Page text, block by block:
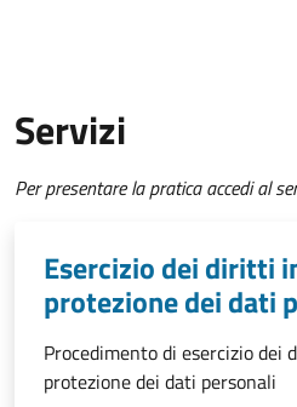
Servizi
Per presentare la pratica accedi al
Esercizio dei diritti
protezione dei dati
Procedimento di esercizio
protezione dei dati personali